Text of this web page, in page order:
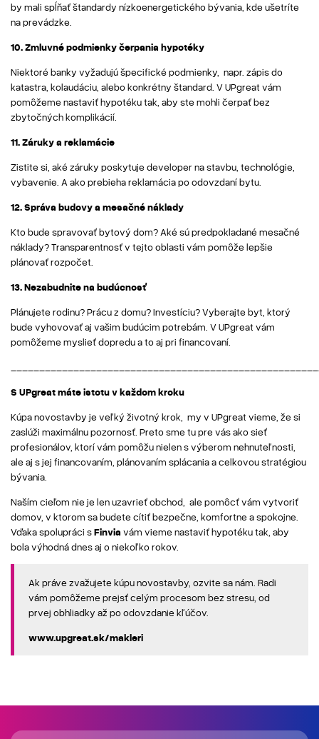
by mali spĺňať štandardy nízkoenergetického bývania, kde ušetríte
na prevádzke.
10. Zmluvné podmienky čerpania hypotéky
Niektoré banky vyžadujú špecifické podmienky, napr. zápis do
katastra, kolaudáciu, alebo konkrétny štandard. V UPgreat vám
pomôžeme nastaviť hypotéku tak, aby ste mohli čerpať bez
zbytočných komplikácií.
11. Záruky a reklamácie
Zistite si, aké záruky poskytuje developer na stavbu, technológie,
vybavenie. A ako prebieha reklamácia po odovzdaní bytu.
12. Správa budovy a mesačné náklady
Kto bude spravovať bytový dom? Aké sú predpokladané mesačné
náklady? Transparentnosť v tejto oblasti vám pomôže lepšie
plánovať rozpočet.
13. Nezabudnite na budúcnosť
Plánujete rodinu? Prácu z domu? Investíciu? Vyberajte byt, ktorý
bude vyhovovať aj vašim budúcim potrebám. V UPgreat vám
pomôžeme myslieť dopredu a to aj pri financovaní.
S UPgreat máte istotu v každom kroku
Kúpa novostavby je veľký životný krok, my v UPgreat vieme, že si
zaslúži maximálnu pozornosť. Preto sme tu pre vás ako sieť
profesionálov, ktorí vám pomôžu nielen s výberom nehnuteľnosti,
ale aj s jej financovaním, plánovaním splácania a celkovou stratégiou
bývania.
Naším cieľom nie je len uzavrieť obchod, ale pomôcť vám vytvoriť
domov, v ktorom sa budete cítiť bezpečne, komfortne a spokojne.
Vďaka spolupráci sFinvia vám vieme nastaviť hypotéku tak, aby
bola výhodná dnes aj o niekoľko rokov.
Ak práve zvažujete kúpu novostavby, ozvite sa nám. Radi
vám pomôžeme prejsť celým procesom bez stresu, od
prvej obhliadky až po odovzdanie kľúčov.
www.upgreat.sk/makleri